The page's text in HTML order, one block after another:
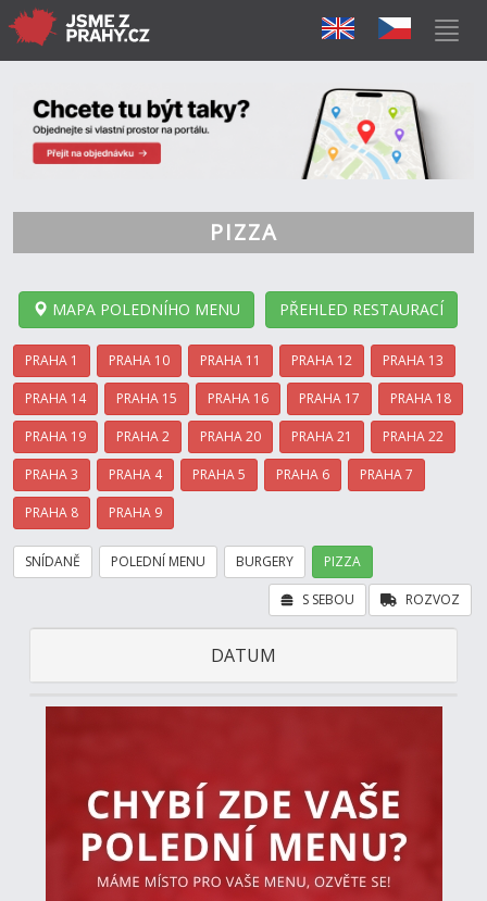
PIZZA
MAPA POLEDNÍHO MENU PŘEHLED RESTAURACÍ
PRAHA 1 PRAHA 10 PRAHA 11 PRAHA 12 PRAHA 13
PRAHA 14 PRAHA 15 PRAHA 16 PRAHA 17 PRAHA 18
PRAHA 19 PRAHA 2 PRAHA 20 PRAHA 21 PRAHA 22
PRAHA 3 PRAHA 4 PRAHA 5 PRAHA 6 PRAHA 7
PRAHA 8 PRAHA 9
SNÍDANĚ POLEDNÍ MENU BURGERY PIZZA
ROZVOZ
S SEBOU
DATUM